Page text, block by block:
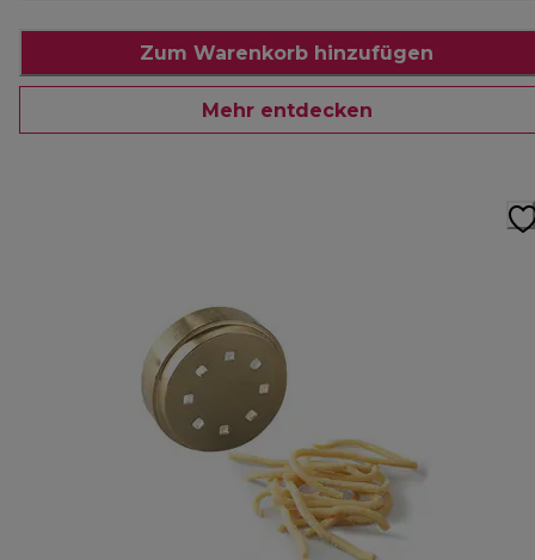
Zum Warenkorb hinzufügen
Mehr entdecken